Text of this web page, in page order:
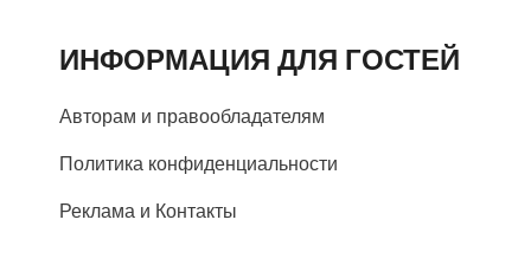
ИНФОРМАЦИЯ ДЛЯ ГОСТЕЙ
Авторам и правообладателям
Политика конфиденциальности
Реклама и Контакты